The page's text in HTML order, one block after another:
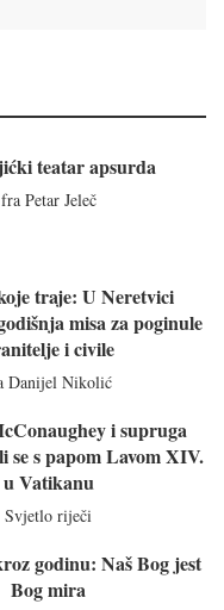
teatar apsurda
fra Petar Jeleč
traje: U Neretvici
misa za poginule
i civile
Danijel Nikolić
i supruga
se s papom Lavom XIV.
u Vatikanu
Svjetlo riječi
godinu: Naš Bog jest
Bog mira